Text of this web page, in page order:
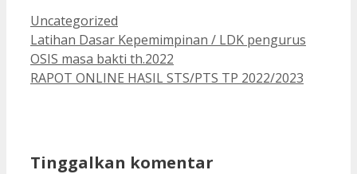
Kategori
Uncategorized
Latihan Dasar Kepemimpinan / LDK pengurus
OSIS masa bakti th.2022
RAPOT ONLINE HASIL STS/PTS TP 2022/2023
Tinggalkan komentar